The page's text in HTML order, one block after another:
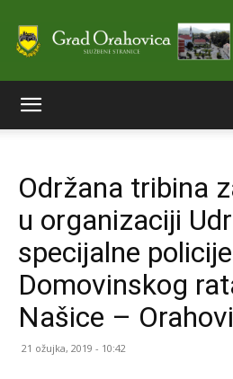
Grada
Održana tribina
u organizaciji
specijalne
Domovinskog
Našice –
21 ožujka, 2019 - 10:42